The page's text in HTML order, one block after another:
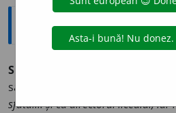
Explicative DEX
SOLICIT
să i se acorde ceva, a se adresa
sfătui... și cu directorul liceului, iar